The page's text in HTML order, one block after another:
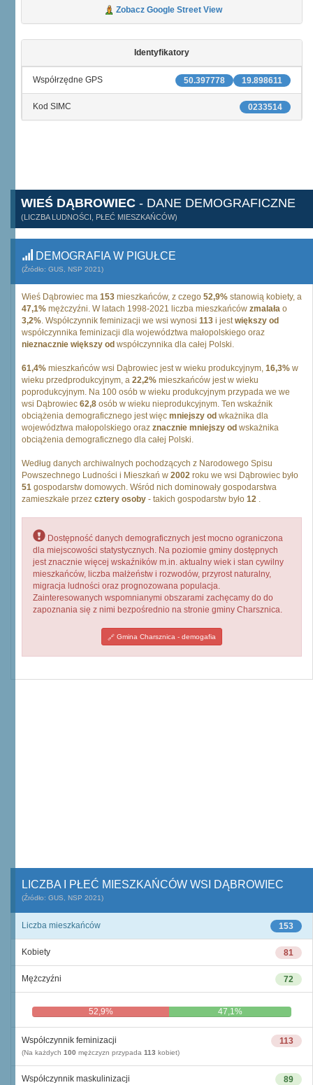
Zobacz Google Street View
Identyfikatory
19.898611
50.397778
Współrzędne GPS
0233514
Kod SIMC
WIEŚ DĄBROWIEC - DANE DEMOGRAFICZNE
(LICZBA LUDNOŚCI, PŁEĆ MIESZKAŃCÓW)
DEMOGRAFIA W PIGUŁCE
(Źródło: GUS, NSP 2021)
Wieś Dąbrowiec ma 153 mieszkańców, z czego 52,9% stanowią kobiety, a
47,1% mężczyźni. W latach 1998-2021 liczba mieszkańców zmalała o
3,2%. Współczynnik feminizacji we wsi wynosi 113 i jestwiększy od
współczynnika feminizacji dla województwa małopolskiego oraz
nieznacznie większy od współczynnika dla całej Polski.
61,4% mieszkańców wsi Dąbrowiec jest w wieku produkcyjnym, 16,3% w
wieku przedprodukcyjnym, a 22,2% mieszkańców jest w wieku
poprodukcyjnym. Na 100 osób w wieku produkcyjnym przypada we we
wsi Dąbrowiec 62,8 osób w wieku nieprodukcyjnym. Ten wskaźnik
obciążenia demograficznego jest więc mniejszy od wkażnika dla
województwa małopolskiego oraz znacznie mniejszy od wskażnika
obciążenia demograficznego dla całej Polski.
Według danych archiwalnych pochodzących z Narodowego Spisu
Powszechnego Ludności i Mieszkań w 2002 roku we wsi Dąbrowiec było
51 gospodarstw domowych. Wśród nich dominowały gospodarstwa
zamieszkałe przez cztery osoby - takich gospodarstw było 12 .
Dostępność danych demograficznych jest mocno ograniczona
dla miejscowości statystycznych. Na poziomie gminy dostępnych
jest znacznie więcej wskaźników m.in. aktualny wiek i stan cywilny
mieszkańców, liczba małżeństw i rozwodów, przyrost naturalny,
migracja ludności oraz prognozowana populacja.
Zainteresowanych wspomnianymi obszarami zachęcamy do do
zapoznania się z nimi bezpośrednio na stronie gminy Charsznica.
Gmina Charsznica - demogafia
LICZBA I PŁEĆ MIESZKAŃCÓW WSI DĄBROWIEC
(Źródło: GUS, NSP 2021)
153
Liczba mieszkańców
81
Kobiety
72
Mężczyźni
52,9% 47,1%
113
Współczynnik feminizacji
(Na każdych 100 mężczyzn przypada 113 kobiet)
89
Współczynnik maskulinizacji